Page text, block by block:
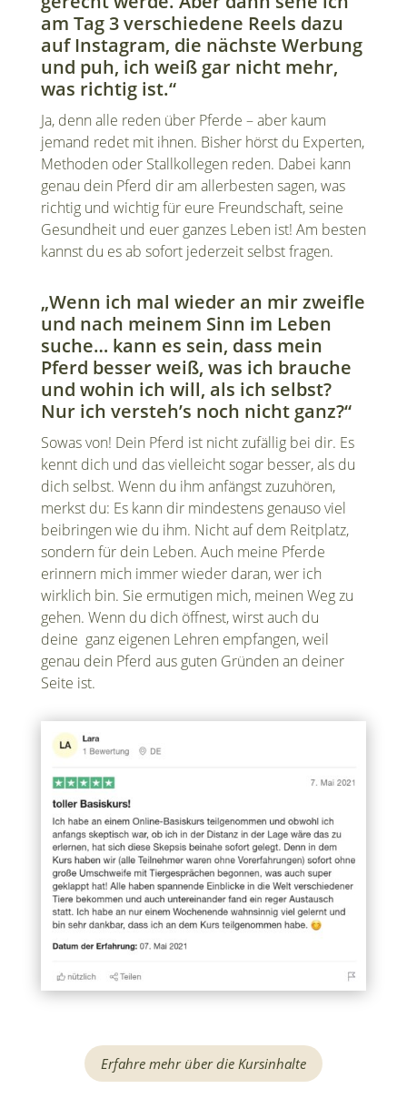
am Tag 3 verschiedene Reels dazu
auf Instagram, die nächste Werbung
und puh, ich weiß gar nicht mehr,
was richtig ist.“
Ja, denn alle reden über Pferde – aber kaum
jemand redet mit ihnen. Bisher hörst du Experten,
Methoden oder Stallkollegen reden. Dabei kann
genau dein Pferd dir am allerbesten sagen, was
richtig und wichtig für eure Freundschaft, seine
Gesundheit und euer ganzes Leben ist! Am besten
kannst du es ab sofort jederzeit selbst fragen.
„Wenn ich mal wieder an mir zweifle
und nach meinem Sinn im Leben
suche… kann es sein, dass mein
Pferd besser weiß, was ich brauche
und wohin ich will, als ich selbst?
Nur ich versteh’s noch nicht ganz?“
Sowas von! Dein Pferd ist nicht zufällig bei dir. Es
kennt dich und das vielleicht sogar besser, als du
dich selbst. Wenn du ihm anfängst zuzuhören,
merkst du: Es kann dir mindestens genauso viel
beibringen wie du ihm. Nicht auf dem Reitplatz,
sondern für dein Leben. Auch meine Pferde
erinnern mich immer wieder daran, wer ich
wirklich bin. Sie ermutigen mich, meinen Weg zu
gehen. Wenn du dich öffnest, wirst auch du
deine ganz eigenen Lehren empfangen, weil
genau dein Pferd aus guten Gründen an deiner
Seite ist.
Erfahre mehr über die Kursinhalte